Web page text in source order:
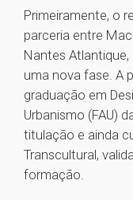
Primeiramente, o
parceria entre
Nantes
uma nova fase. A
graduação em
Urbanismo (FAU)
titulação e ainda
Transcultural,
formação.